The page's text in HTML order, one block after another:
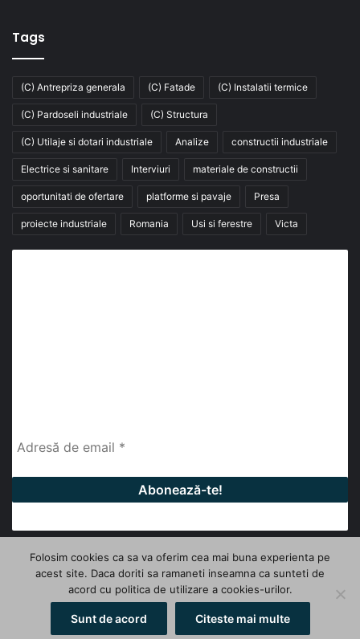
Tags
(C) Antrepriza generala (C) Fatade (C) Instalatii termice
(C) Pardoseli industriale (C) Structura
(C) Utilaje si dotari industriale Analize constructii industriale
Electrice si sanitare Interviuri materiale de constructii
oportunitati de ofertare platforme si pavaje Presa
proiecte industriale Romania Usi si ferestre Victa
© Copyright 2026, All Rights Reserved | InfoHale
FacebookLinkedInYouTube
Folosim cookies ca sa va oferim cea mai buna experienta pe
acest site. Daca doriti sa ramaneti inseamna ca sunteti de
acord cu politica de utilizare a cookies-urilor.
Sunt de acord Citeste mai multe